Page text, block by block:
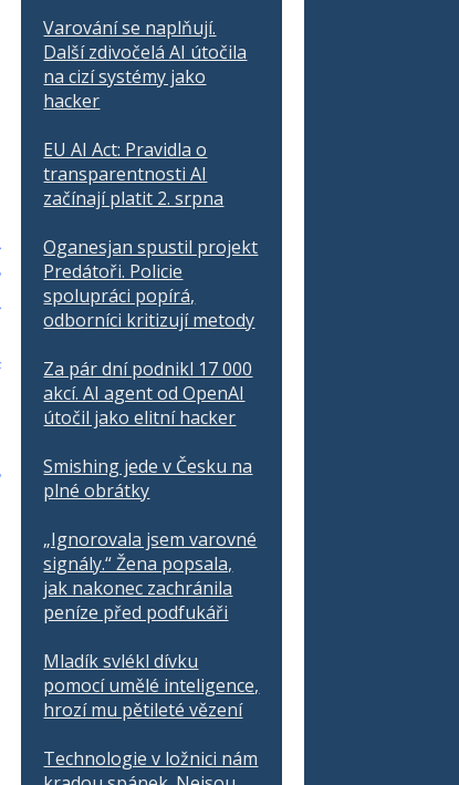
Varování se naplňují.
Další zdivočelá AI útočila
na cizí systémy jako
hacker
EU AI Act: Pravidla o
transparentnosti AI
začínají platit 2. srpna
Oganesjan spustil projekt
Predátoři. Policie
spolupráci popírá,
odborníci kritizují metody
Za pár dní podnikl 17 000
akcí. AI agent od OpenAI
útočil jako elitní hacker
Smishing jede v Česku na
plné obrátky
„Ignorovala jsem varovné
signály.“ Žena popsala,
jak nakonec zachránila
peníze před podfukáři
Mladík svlékl dívku
pomocí umělé inteligence,
hrozí mu pětileté vězení
Technologie v ložnici nám